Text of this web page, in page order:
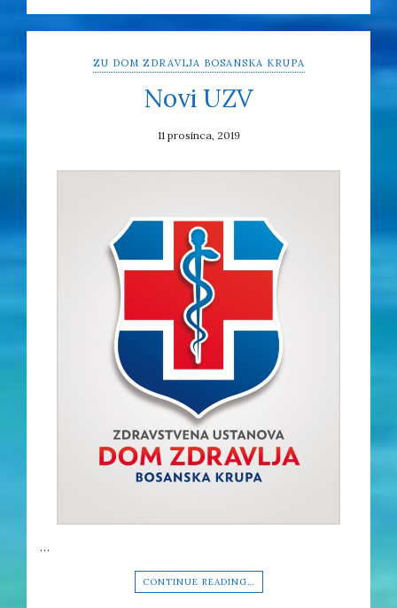
ZU DOM ZDRAVLJA BOSANSKA KRUPA
Novi UZV
11 prosinca, 2019
…
CONTINUE READING…